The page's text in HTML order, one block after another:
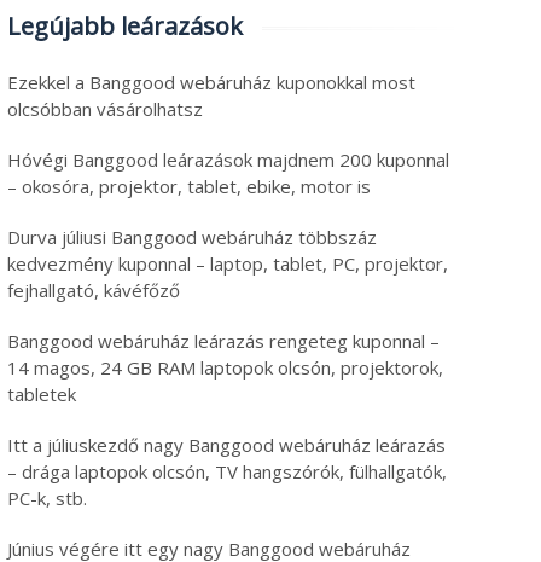
Legújabb leárazások
Ezekkel a Banggood webáruház kuponokkal most
olcsóbban vásárolhatsz
Hóvégi Banggood leárazások majdnem 200 kuponnal
– okosóra, projektor, tablet, ebike, motor is
Durva júliusi Banggood webáruház többszáz
kedvezmény kuponnal – laptop, tablet, PC, projektor,
fejhallgató, kávéfőző
Banggood webáruház leárazás rengeteg kuponnal –
14 magos, 24 GB RAM laptopok olcsón, projektorok,
tabletek
Itt a júliuskezdő nagy Banggood webáruház leárazás
– drága laptopok olcsón, TV hangszórók, fülhallgatók,
PC-k, stb.
Június végére itt egy nagy Banggood webáruház